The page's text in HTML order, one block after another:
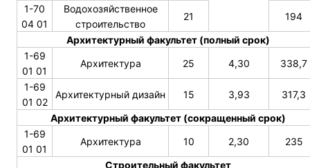
1-70
04 01
Водохозяйственное
строительство
21
194
Архитектурный факультет (полный срок)
1-69
01 01
Архитектура 25 4,30
338,7
1-69
01 02
Архитектурный дизайн 15 3,93
317,3
Архитектурный факультет (сокращенный срок)
1-69
01 01
Архитектура 10 2,30
235
Строительный факультет